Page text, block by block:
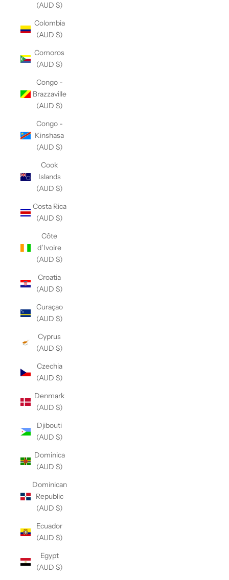
(AUD $)
Colombia
(AUD $)
Comoros
(AUD $)
Congo -
Brazzaville
(AUD $)
Congo -
Kinshasa
(AUD $)
Cook
Islands
(AUD $)
Costa Rica
(AUD $)
Côte
d’Ivoire
(AUD $)
Croatia
(AUD $)
Curaçao
(AUD $)
Cyprus
(AUD $)
Czechia
(AUD $)
Denmark
(AUD $)
Djibouti
(AUD $)
Dominica
(AUD $)
Dominican
Republic
(AUD $)
Ecuador
(AUD $)
Egypt
(AUD $)